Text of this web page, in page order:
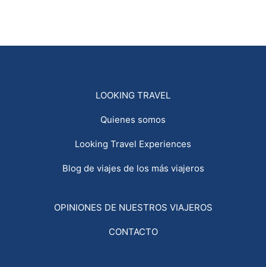
LOOKING TRAVEL
Quienes somos
Looking Travel Experiences
Blog de viajes de los más viajeros
OPINIONES DE NUESTROS VIAJEROS
CONTACTO